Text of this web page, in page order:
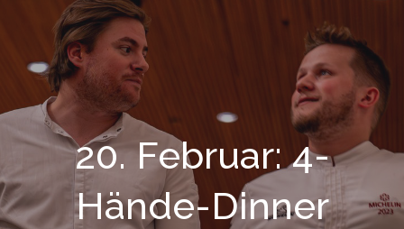
20. Februar: 4-
Hände-Dinner